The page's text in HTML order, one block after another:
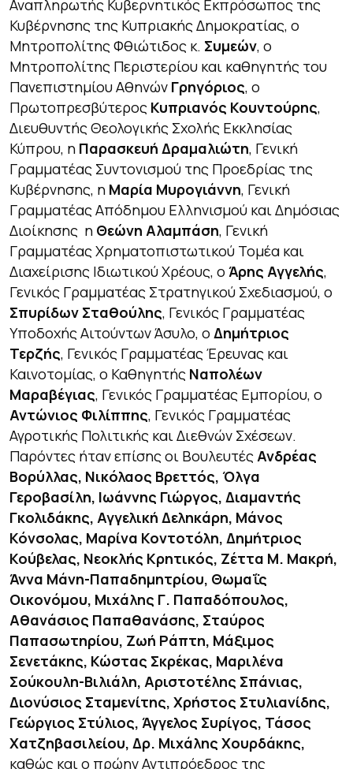
Αναπληρωτής Κυβερνητικός Εκπρόσωπος της
Κυβέρνησης της Κυπριακής Δημοκρατίας, ο
Μητροπολίτης Φθιώτιδος κ. Συμεών, ο
Μητροπολίτης Περιστερίου και καθηγητής του
Πανεπιστημίου Αθηνών Γρηγόριος, ο
Πρωτοπρεσβύτερος Κυπριανός Κουντούρης,
Διευθυντής Θεολογικής Σχολής Εκκλησίας
Κύπρου, η Παρασκευή Δραμαλιώτη, Γενική
Γραμματέας Συντονισμού της Προεδρίας της
Κυβέρνησης, η Μαρία Μυρογιάννη, Γενική
Γραμματέας Απόδημου Ελληνισμού και Δημόσιας
Διοίκησης η Θεώνη Αλαμπάση, Γενική
Γραμματέας Χρηματοπιστωτικού Τομέα και
Διαχείρισης Ιδιωτικού Χρέους, ο Άρης Αγγελής,
Γενικός Γραμματέας Στρατηγικού Σχεδιασμού, ο
Σπυρίδων Σταθούλης, Γενικός Γραμματέας
Υποδοχής Αιτούντων Άσυλο, ο Δημήτριος
Τερζής, Γενικός Γραμματέας Έρευνας και
Καινοτομίας, ο Καθηγητής Ναπολέων
Μαραβέγιας, Γενικός Γραμματέας Εμπορίου, ο
Αντώνιος Φιλίππης, Γενικός Γραμματέας
Αγροτικής Πολιτικής και Διεθνών Σχέσεων.
Παρόντες ήταν επίσης οι ΒουλευτέςΑνδρέας
Βορύλλας, Νικόλαος Βρεττός, Όλγα
Γεροβασίλη, Ιωάννης Γιώργος, Διαμαντής
Γκολιδάκης, Αγγελική Δεληκάρη, Μάνος
Κόνσολας, Μαρίνα Κοντοτόλη, Δημήτριος
Κούβελας, Νεοκλής Κρητικός, Ζέττα Μ. Μακρή,
Άννα Μάνη-Παπαδημητρίου, Θωμαΐς
Οικονόμου, Μιχάλης Γ. Παπαδόπουλος,
Αθανάσιος Παπαθανάσης, Σταύρος
Παπασωτηρίου, Ζωή Ράπτη, Μάξιμος
Σενετάκης, Κώστας Σκρέκας, Μαριλένα
Σούκουλη-Βιλιάλη, Αριστοτέλης Σπάνιας,
Διονύσιος Σταμενίτης, Χρήστος Στυλιανίδης,
Γεώργιος Στύλιος, Άγγελος Συρίγος, Τάσος
Χατζηβασιλείου, Δρ. Μιχάλης Χουρδάκης,
καθώς και ο πρώην Αντιπρόεδρος της